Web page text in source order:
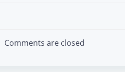
navigation
Comments are closed